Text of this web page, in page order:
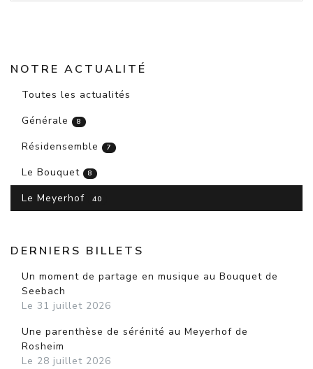
NOTRE ACTUALITÉ
Toutes les actualités
Générale
8
Résidensemble 7
Le Bouquet 8
Le Meyerhof 40
DERNIERS BILLETS
Un moment de partage en musique au Bouquet de
Seebach
Le 31 juillet 2026
Une parenthèse de sérénité au Meyerhof de
Rosheim
Le 28 juillet 2026